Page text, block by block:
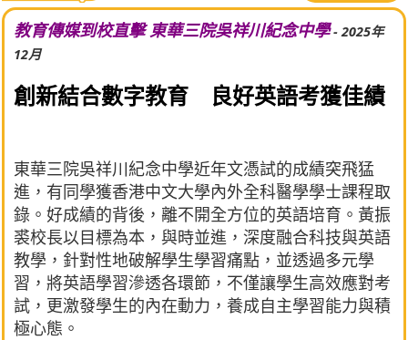
教育傳媒到校直擊 東華三院吳祥川紀念中學- 2025年
12月
創新結合數字教育 良好英語考獲佳績
東華三院吳祥川紀念中學近年文憑試的成績突飛猛
進，有同學獲香港中文大學內外全科醫學學士課程取
錄。好成績的背後，離不開全方位的英語培育。黃振
裘校長以目標為本，與時並進，深度融合科技與英語
教學，針對性地破解學生學習痛點，並透過多元學
習，將英語學習滲透各環節，不僅讓學生高效應對考
試，更激發學生的內在動力，養成自主學習能力與積
極心態。